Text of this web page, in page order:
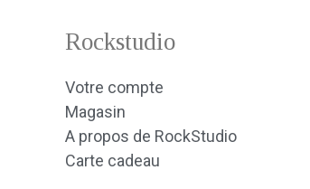
Rockstudio
Votre compte
Magasin
A propos de RockStudio
Carte cadeau